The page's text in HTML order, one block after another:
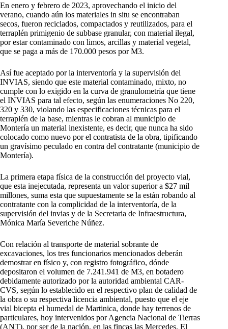
En enero y febrero de 2023, aprovechando el inicio del
verano, cuando aún los materiales in situ se encontraban
secos, fueron reciclados, compactados y reutilizados, para el
terraplén primigenio de subbase granular, con material ilegal,
por estar contaminado con limos, arcillas y material vegetal,
que se paga a más de 170.000 pesos por M3.
Así fue aceptado por la interventoría y la supervisión del
INVIAS, siendo que este material contaminado, mixto, no
cumple con lo exigido en la curva de granulometría que tiene
el INVIAS para tal efecto, según las enumeraciones No 220,
320 y 330, violando las especificaciones técnicas para el
terraplén de la base, mientras le cobran al municipio de
Montería un material inexistente, es decir, que nunca ha sido
colocado como nuevo por el contratista de la obra, tipificando
un gravísimo peculado en contra del contratante (municipio de
Montería).
La primera etapa física de la construcción del proyecto vial,
que esta inejecutada, representa un valor superior a $27 mil
millones, suma esta que supuestamente se la están robando al
contratante con la complicidad de la interventoría, de la
supervisión del invias y de la Secretaria de Infraestructura,
Mónica María Severiche Núñez.
Con relación al transporte de material sobrante de
excavaciones, los tres funcionarios mencionados deberán
demostrar en físico y, con registro fotográfico, dónde
depositaron el volumen de 7.241.941 de M3, en botadero
debidamente autorizado por la autoridad ambiental CAR-
CVS, según lo establecido en el respectivo plan de calidad de
la obra o su respectiva licencia ambiental, puesto que el eje
vial bicepta el humedal de Martinica, donde hay terrenos de
particulares, hoy intervenidos por Agencia Nacional de Tierras
(ANT), por ser de la nación, en las fincas las Mercedes, El